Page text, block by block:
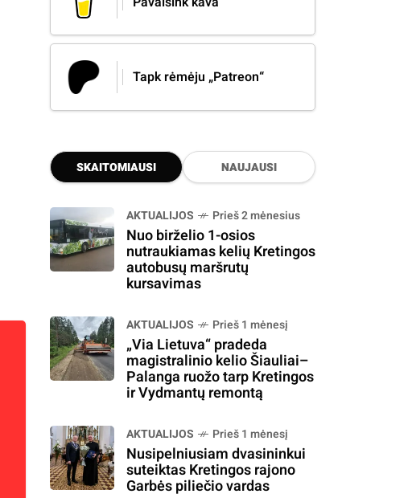
Tapk rėmėju „Patreon“
SKAITOMIAUSI NAUJAUSI
AKTUALIJOS Prieš 2 mėnesius
Nuo birželio 1-osios
nutraukiamas kelių Kretingos
autobusų maršrutų
kursavimas
AKTUALIJOS Prieš 1 mėnesį
„Via Lietuva“ pradeda
magistralinio kelio Šiauliai–
Palanga ruožo tarp Kretingos
ir Vydmantų remontą
AKTUALIJOS Prieš 1 mėnesį
Nusipelniusiam dvasininkui
suteiktas Kretingos rajono
Garbės piliečio vardas